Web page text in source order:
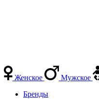
Женское Мужское
Бренды